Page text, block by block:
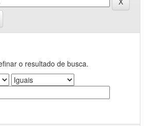
o resultado de busca.